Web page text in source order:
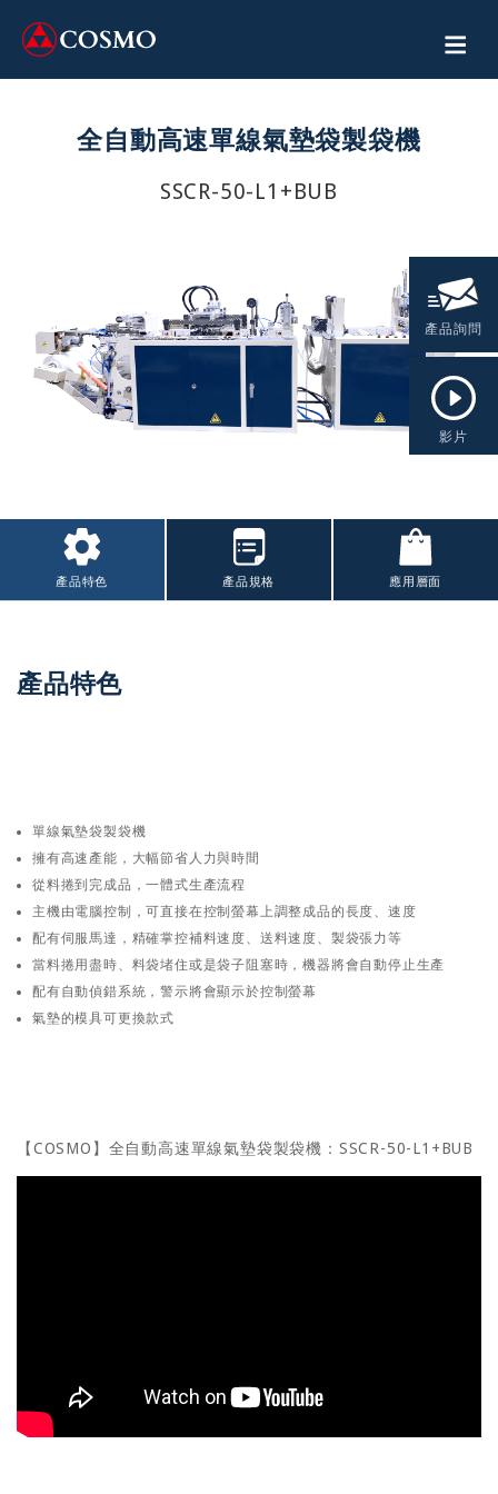
產品詢問
影片
全自動高速單線氣墊袋製袋機
SSCR-50-L1+BUB
產品特色 產品規格 應用層面
產品特色
單線氣墊袋製袋機
擁有高速產能，大幅節省人力與時間
從料捲到完成品，一體式生產流程
主機由電腦控制，可直接在控制螢幕上調整成品的長度、速度
配有伺服馬達，精確掌控補料速度、送料速度、製袋張力等
當料捲用盡時、料袋堵住或是袋子阻塞時，機器將會自動停止生產
配有自動偵錯系統，警示將會顯示於控制螢幕
氣墊的模具可更換款式
【COSMO】全自動高速單線氣墊袋製袋機：SSCR-50-L1+BUB